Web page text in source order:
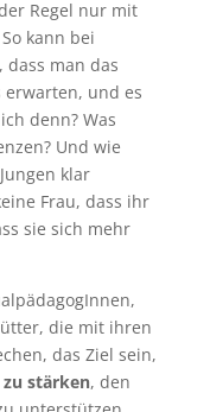
Regel nur mit
kann bei
man das
erwarten, und es
denn? Was
Und wie
klar
Frau, dass ihr
sie sich mehr
die mit ihren
das Ziel sein,
stärken, den